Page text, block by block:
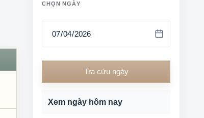
CHỌN NGÀY
Tra cứu ngày
Xem ngày hôm nay